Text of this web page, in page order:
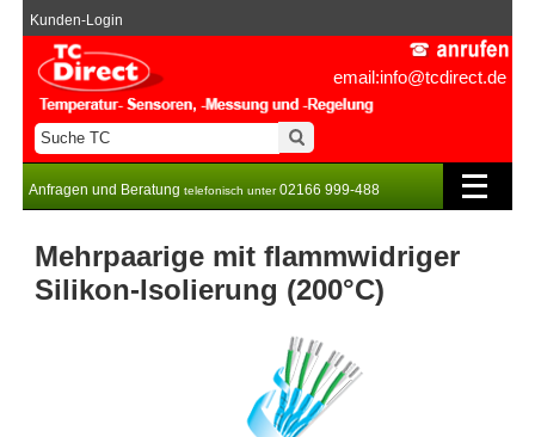
email:info@tcdirect.de
Kunden-Login
Anfragen und Beratung telefonisch unter02166 999-488
Mehrpaarige mit flammwidriger
Silikon-Isolierung (200°C)